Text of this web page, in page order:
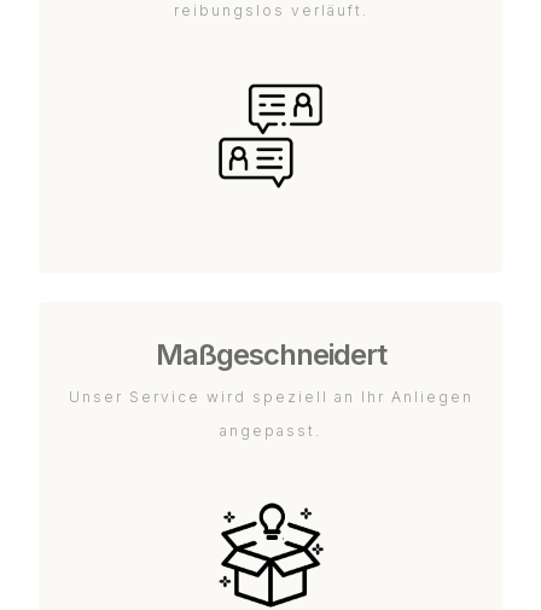
reibungslos verläuft.
Maßgeschneidert
Unser Service wird speziell an Ihr Anliegen
angepasst.